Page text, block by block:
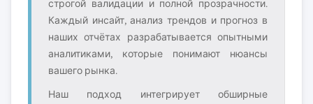
строгой валидации и полной прозрачности.
Каждый инсайт, анализ трендов и прогноз в
наших отчётах разрабатывается опытными
аналитиками, которые понимают нюансы
вашего рынка.
Наш подход интегрирует обширные